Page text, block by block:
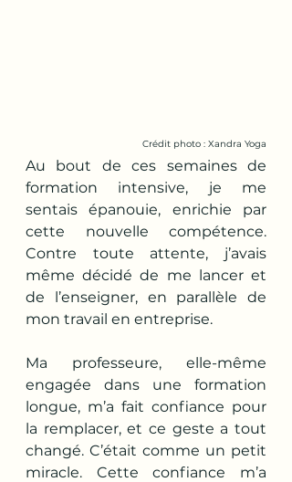
Crédit photo : Xandra Yoga
Au bout de ces semaines de
formation intensive, je me
sentais épanouie, enrichie par
cette nouvelle compétence.
Contre toute attente, j’avais
même décidé de me lancer et
de l’enseigner, en parallèle de
mon travail en entreprise.
Ma professeure, elle-même
engagée dans une formation
longue, m’a fait confiance pour
la remplacer, et ce geste a tout
changé. C’était comme un petit
miracle. Cette confiance m’a